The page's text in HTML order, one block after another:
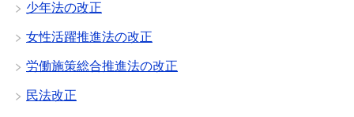
少年法の改正
女性活躍推進法の改正
労働施策総合推進法の改正
民法改正